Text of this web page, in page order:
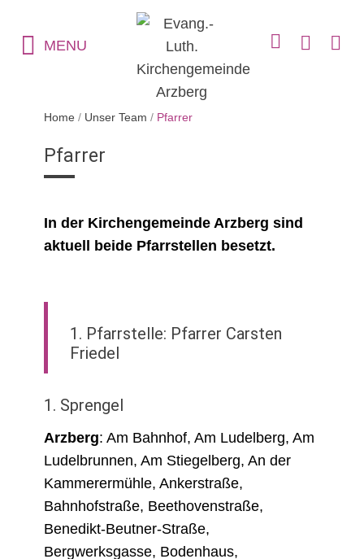
MENU
Home / Unser Team / Pfarrer
Pfarrer
In der Kirchengemeinde Arzberg sind
aktuell beide Pfarrstellen besetzt.
1. Pfarrstelle: Pfarrer Carsten
Friedel
1. Sprengel
Arzberg: Am Bahnhof, Am Ludelberg, Am
Ludelbrunnen, Am Stiegelberg, An der
Kammerermühle, Ankerstraße,
Bahnhofstraße, Beethovenstraße,
Benedikt-Beutner-Straße,
Bergwerksgasse, Bodenhaus,